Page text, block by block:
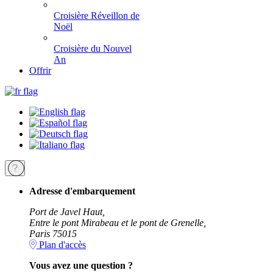
Croisière Réveillon de
Noël
Croisière du Nouvel
An
Offrir
Adresse d'embarquement
Port de Javel Haut,
Entre le pont Mirabeau et le pont de Grenelle,
Paris 75015
Plan d'accès
Vous avez une question ?